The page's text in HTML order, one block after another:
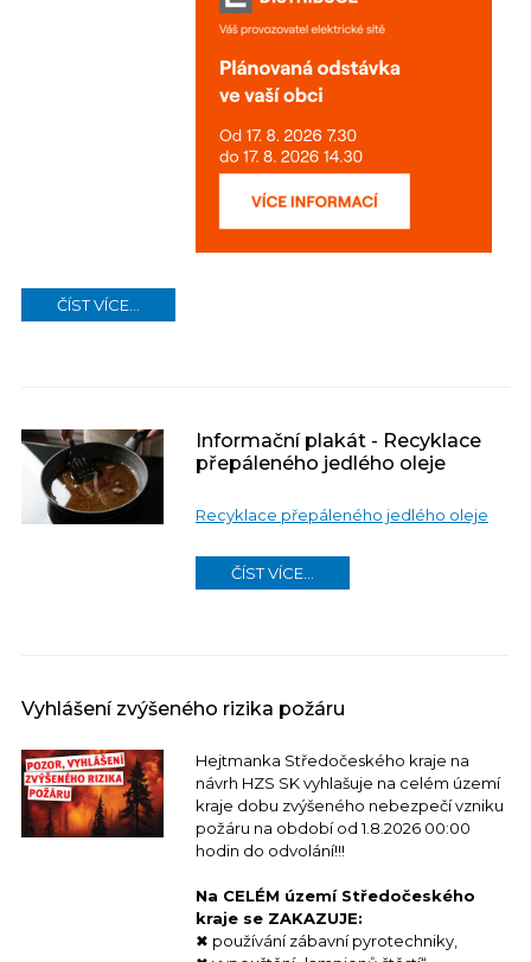
ČÍST VÍCE...
Informační plakát - Recyklace
přepáleného jedlého oleje
Recyklace přepáleného jedlého oleje
ČÍST VÍCE...
Vyhlášení zvýšeného rizika požáru
Hejtmanka Středočeského kraje na
návrh HZS SK vyhlašuje na celém území
kraje dobu zvýšeného nebezpečí vzniku
požáru na období od 1.8.2026 00:00
hodin do odvolání!!!
Na CELÉM území Středočeského
kraje se ZAKAZUJE:
✖ používání zábavní pyrotechniky,